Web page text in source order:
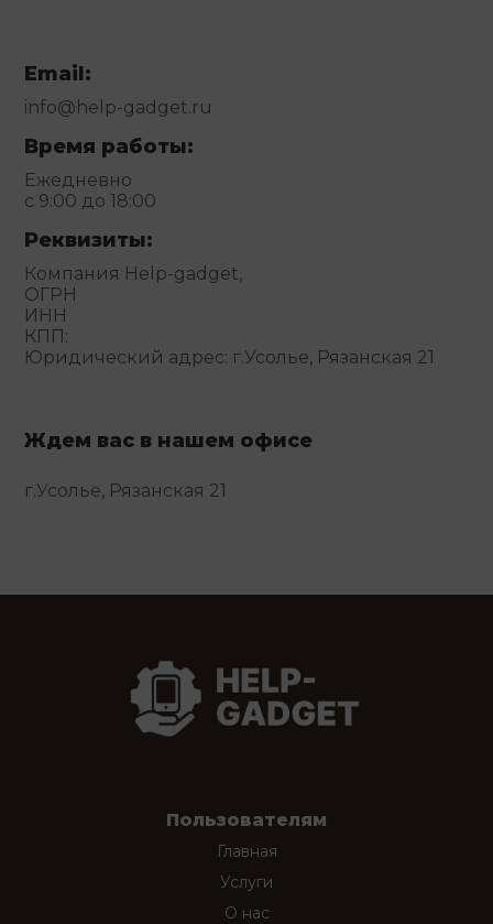
Email:
info@help-gadget.ru
Время работы:
Ежедневно
с 9:00 до 18:00
Реквизиты:
Компания Help-gadget,
ОГРН
ИНН
КПП:
Юридический адрес: г.Усолье, Рязанская 21
Ждем вас в нашем офисе
г.Усолье, Рязанская 21
Пользователям
Главная
Услуги
О нас